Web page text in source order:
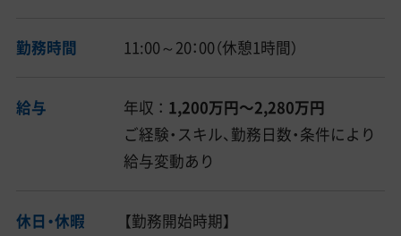
勤務時間 11:00～20：00（休憩1時間）
給与 年収 ： 1,200万円〜2,280万円
ご経験・スキル、勤務日数・条件により
給与変動あり
休日・休暇
【勤務開始時期】